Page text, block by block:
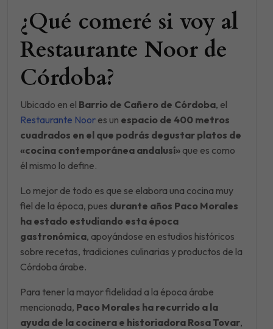
¿Qué comeré si voy al
Restaurante Noor de
Córdoba?
Ubicado en el Barrio de Cañero de Córdoba, el
Restaurante Noor es un espacio de 400 metros
cuadrados en el que podrás degustar platos de
«cocina contemporánea andalusí» que es como
él mismo lo define.
Lo mejor de todo es que se elabora una cocina muy
fiel de la época, pues durante años Paco Morales
ha estado estudiando esta época
gastronómica, apoyándose en estudios históricos
sobre recetas, tradiciones culinarias y productos de la
Córdoba árabe.
Para tener la mayor fidelidad a la época árabe
mencionada, Paco Morales ha recurrido a la
ayuda de la cocinera e historiadora Rosa Tovar,